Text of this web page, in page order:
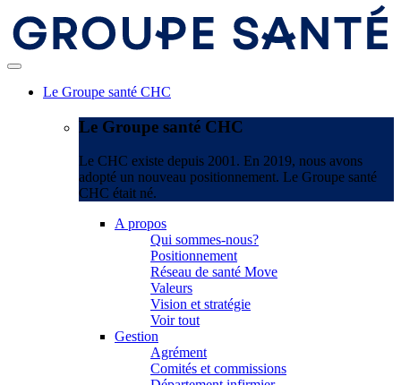
Le Groupe santé CHC
Le Groupe santé CHC
Le CHC existe depuis 2001. En 2019, nous avons
adopté un nouveau positionnement. Le Groupe santé
CHC était né.
A propos
Qui sommes-nous?
Positionnement
Réseau de santé Move
Valeurs
Vision et stratégie
Voir tout
Gestion
Agrément
Comités et commissions